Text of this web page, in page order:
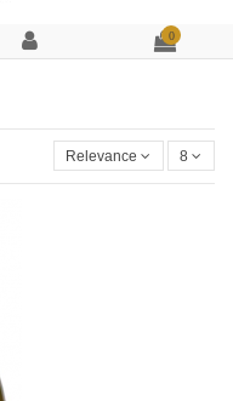
0
Relevance 8